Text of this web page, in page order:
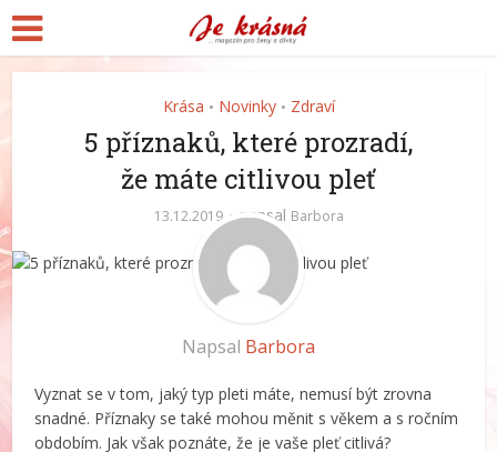
Krása • Novinky • Zdraví
5 příznaků, které prozradí,
že máte citlivou pleť
13.12.2019 napsal Barbora
Napsal Barbora
Vyznat se v tom, jaký typ pleti máte, nemusí být zrovna
snadné. Příznaky se také mohou měnit s věkem a s ročním
obdobím. Jak však poznáte, že je vaše pleť citlivá?